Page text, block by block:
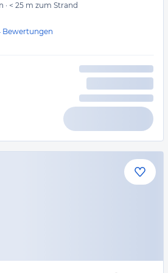
· < 25 m zum Strand
Bewertungen